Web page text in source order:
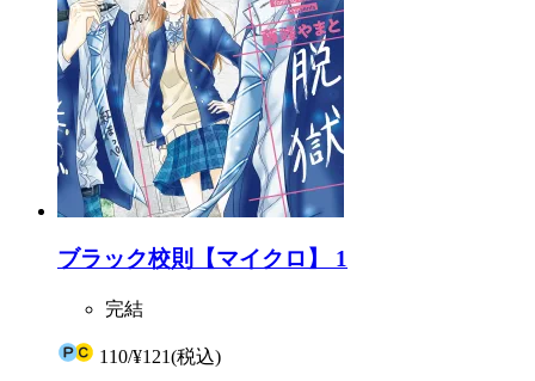
ブラック校則【マイクロ】 1
完結
110/¥121(税込)